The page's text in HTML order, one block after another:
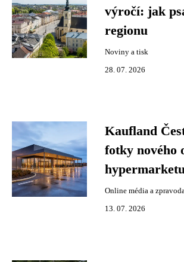
výročí: jak
regionu
Noviny a tisk
28. 07. 2026
Kaufland
fotky nového
Online média a
13. 07. 2026